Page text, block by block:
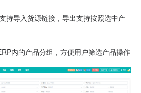
持导入货源链接，导出支持按照选中产
内的产品分组，方便用户筛选产品操作